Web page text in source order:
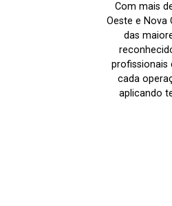
Com mais
Oeste e Nova
das
profissionais
cada
aplicando